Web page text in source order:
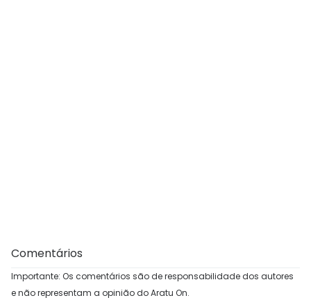
Comentários
Importante: Os comentários são de responsabilidade dos autores
e não representam a opinião do Aratu On.